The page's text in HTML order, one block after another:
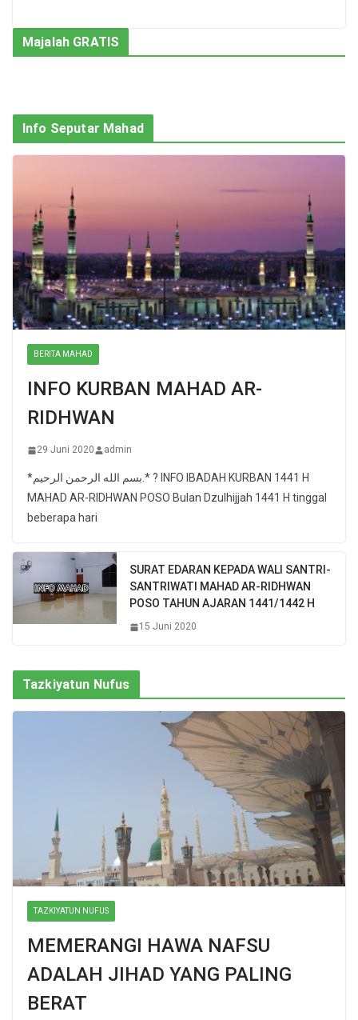
Majalah GRATIS
Info Seputar Mahad
BERITA MAHAD
INFO KURBAN MAHAD AR-
RIDHWAN
29 Juni 2020 admin
*بسم الله الرحمن الرحيم.* ? INFO IBADAH KURBAN 1441 H
MAHAD AR-RIDHWAN POSO Bulan Dzulhijjah 1441 H tinggal
beberapa hari
SURAT EDARAN KEPADA WALI SANTRI-
SANTRIWATI MAHAD AR-RIDHWAN
POSO TAHUN AJARAN 1441/1442 H
15 Juni 2020
Tazkiyatun Nufus
TAZKIYATUN NUFUS
MEMERANGI HAWA NAFSU
ADALAH JIHAD YANG PALING
BERAT